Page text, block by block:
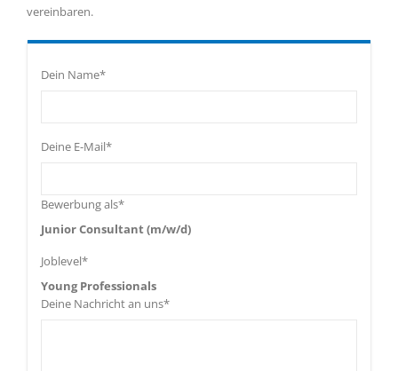
vereinbaren.
Dein Name*
Deine E-Mail*
Bewerbung als*
Junior Consultant (m/w/d)
Joblevel*
Young Professionals
Deine Nachricht an uns*